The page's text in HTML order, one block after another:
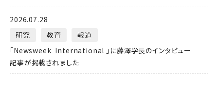
2026.07.28
研究
教育
報道
「Newsweek International 」に藤澤学長のインタビュー
記事が掲載されました